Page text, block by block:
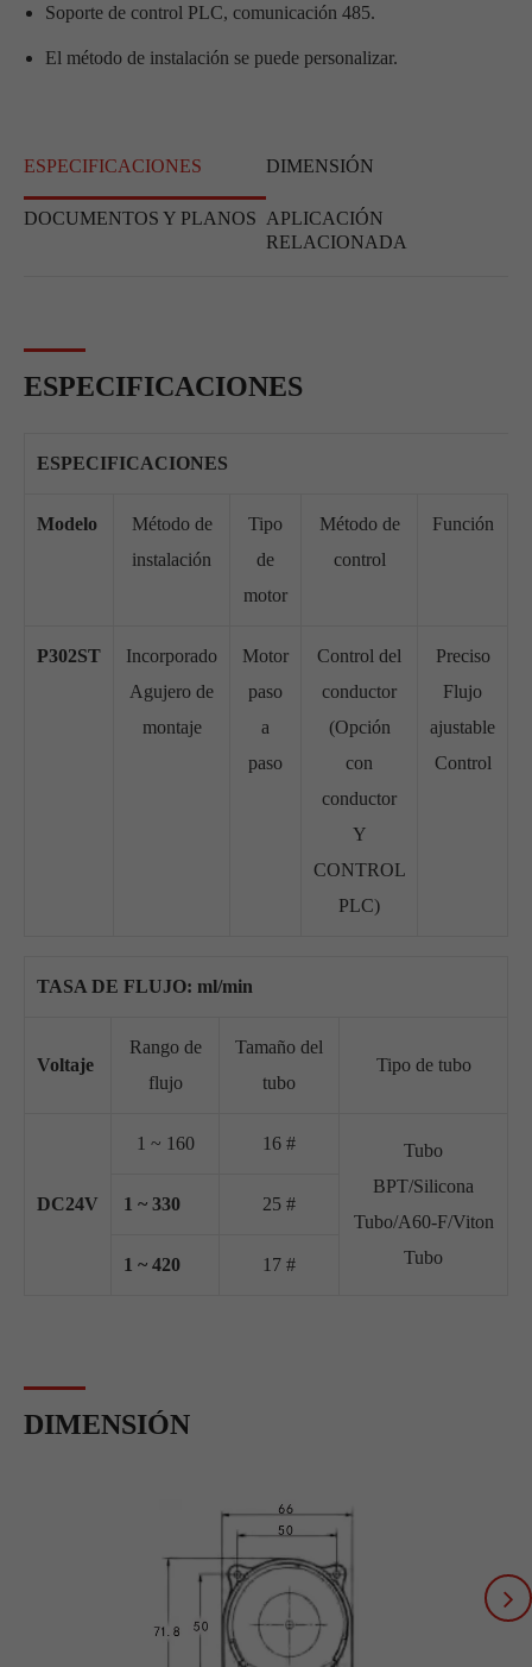
Soporte de control PLC, comunicación 485.
El método de instalación se puede personalizar.
ESPECIFICACIONES DIMENSIÓN
DOCUMENTOS Y PLANOS APLICACIÓN
RELACIONADA
ESPECIFICACIONES
ESPECIFICACIONES
Modelo
Método de
instalación
Tipo
de
motor
Método de
control
Función
P302ST
Incorporado
Agujero de
montaje
Motor
paso
a
paso
Control del
conductor
(Opción
con
conductor
Y
CONTROL
PLC)
Preciso
Flujo
ajustable
Control
TASA DE FLUJO: ml/min
Voltaje
Rango de
flujo
Tamaño del
tubo
Tipo de tubo
DC24V
1 ~ 160 16 #
Tubo
BPT/Silicona
Tubo/A60-F/Viton
Tubo
1 ~ 330 25 #
1 ~ 420 17 #
DIMENSIÓN